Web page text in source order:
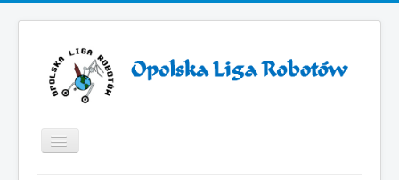
Toggle
Navigation